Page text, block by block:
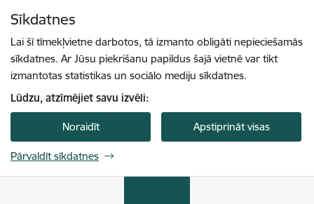
Sīkdatnes
Lai šī tīmekļvietne darbotos, tā izmanto obligāti nepieciešamās
sīkdatnes. Ar Jūsu piekrišanu papildus šajā vietnē var tikt
izmantotas statistikas un sociālo mediju sīkdatnes.
Lūdzu, atzīmējiet savu izvēli:
Noraidīt Apstiprināt visas
Pārvaldīt sīkdatnes